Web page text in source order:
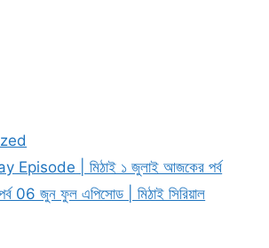
Episode | মিঠাই ১ জুলাই আজকের পর্ব
06 জুন ফুল এপিসোড | মিঠাই সিরিয়াল